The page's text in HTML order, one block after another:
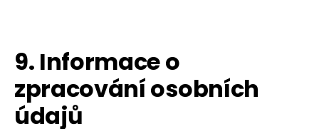
9. Informace o
zpracování osobních
údajů